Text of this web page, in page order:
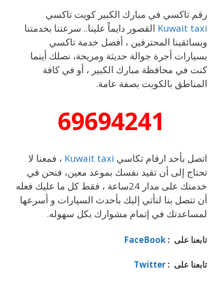
رقم تاكسي في مبارك الكبير كويت تاكسي
Kuwait taxi القصور دايماً علينا.. سرعتنا بخدمتنا
وبسائقينا المحترفين ، أفضل خدمة تاكسي
بسيارات أجرة جوالة حديثة ومريحة، نصلك أينما
كنت في محافظة مبارك الكبير ، أو في كافة
المناطق بالكويت بصفة عامة.
69694241
اتصل بأحد ارقام تكاسي Kuwait taxi ، فمعنا لا
تحتاج إلى أن تقيد نفسك بموعد معين، فنحن في
خدمتك على مدار 24ساعة ، فقط كل ما عليك فعله
أن تتصل بنا لنأتي إليك بأحدث السيارات و أسرعها
لمساعدتك في إتمام مشوارك بكل سهوله.
تابعنا على : FaceBook
تابعنا على : Twitter